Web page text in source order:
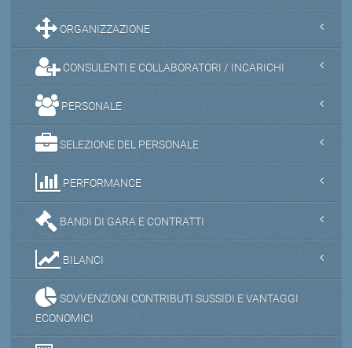
ORGANIZZAZIONE
CONSULENTI E COLLABORATORI / INCARICHI
PERSONALE
SELEZIONE DEL PERSONALE
PERFORMANCE
BANDI DI GARA E CONTRATTI
BILANCI
SOVVENZIONI CONTRIBUTI SUSSIDI E VANTAGGI
ECONOMICI